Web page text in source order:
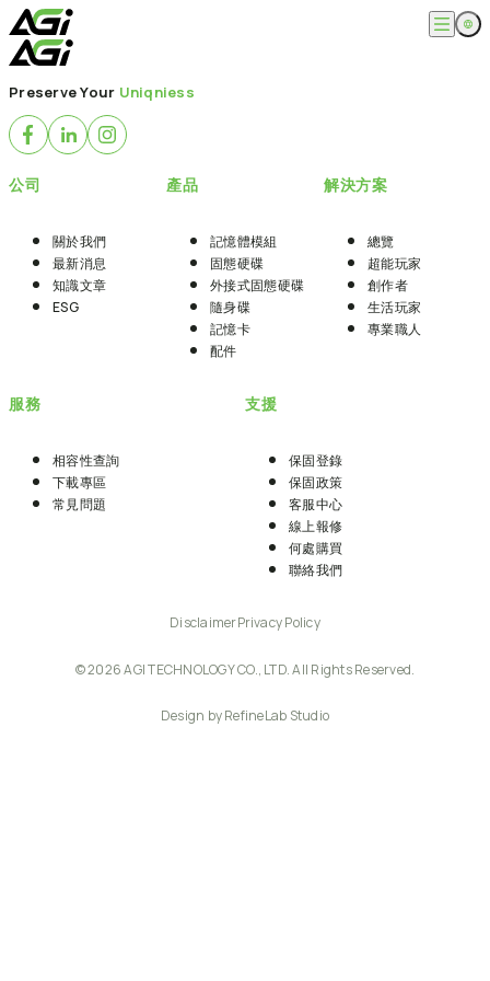
跳
至
主
要
容
English
繁體中文
關於我們
最新消息
產品
隨身碟
記憶卡
配件
創作者
生活玩家
專業職人
相容性查詢
下載專區
常見問題
支援
售後服務
Preserve Your Uniqniess
公司
關於我們
最新消息
知識文章
ESG
產品
記憶體模組
固態硬碟
外接式固態硬碟
隨身碟
記憶卡
配件
解決方案
總覽
超能玩家
創作者
生活玩家
專業職人
服務
相容性查詢
下載專區
常見問題
支援
保固登錄
保固政策
客服中心
線上報修
何處購買
聯絡我們
DisclaimerPrivacy Policy
© 2026 AGI TECHNOLOGY CO., LTD. All Rights Reserved.
Design by RefineLab Studio